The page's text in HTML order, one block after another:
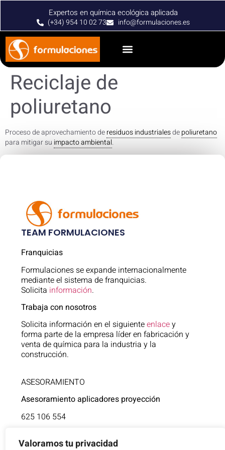
Valoramos tu privacidad
Expertos en química ecológica aplicada
(+34) 954 10 02 73 info@formulaciones.es
Reciclaje de
poliuretano
Proceso de aprovechamiento deresiduos industrialesdepoliuretano
para mitigar su impacto ambiental.
TEAM FORMULACIONES
Franquicias
Formulaciones se expande internacionalmente
mediante el sistema de franquicias.
Solicita información.
Trabaja con nosotros
Solicita información en el siguienteenlacey
forma parte de la empresa líder en fabricación y
venta de química para la industria y la
construcción.
ASESORAMIENTO
Asesoramiento aplicadores proyección
625 106 554